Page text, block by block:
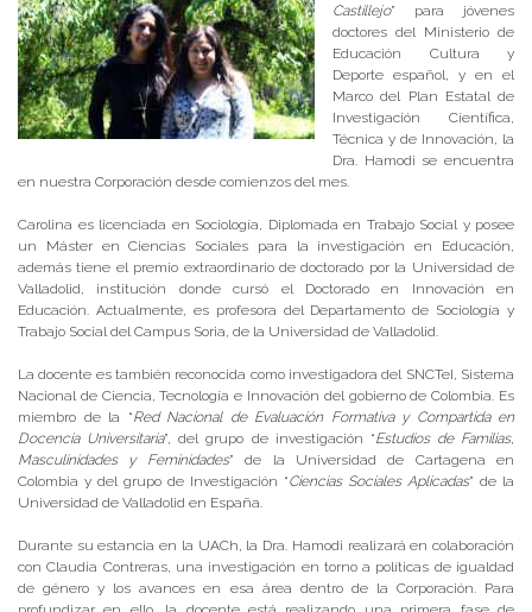
Castillejo” para jóvenes
doctores del Ministerio de
Educación Cultura y
Deporte español, y en el
Marco del Plan Estatal de
Investigación Científica,
Técnica y de Innovación, la
Dra. Hamodi se encuentra
en nuestra Corporación desde comienzos del mes.
Carolina es licenciada en Sociología, Diplomada en Trabajo Social y posee
un Máster en Ciencias Sociales para la investigación en Educación,
además tiene el premio extraordinario de doctorado por la Universidad de
Valladolid, institución donde cursó el Doctorado en Innovación en
Educación. Actualmente, es profesora del Departamento de Sociología y
Trabajo Social del Campus Soria, de la Universidad de Valladolid.
La docente es también reconocida como investigadora del SNCTeI, Sistema
Nacional de Ciencia, Tecnología e Innovación del gobierno de Colombia. Es
miembro de la “Red Nacional de Evaluación Formativa y Compartida en
Docencia Universitaria”, del grupo de investigación “Estudios de Familias,
Masculinidades y Feminidades” de la Universidad de Cartagena en
Colombia y del grupo de Investigación “Ciencias Sociales Aplicadas” de la
Universidad de Valladolid en España.
Durante su estancia en la UACh, la Dra. Hamodi realizará en colaboración
con Claudia Contreras, una investigación en torno a políticas de igualdad
de género y los avances en esa área dentro de la Corporación. Para